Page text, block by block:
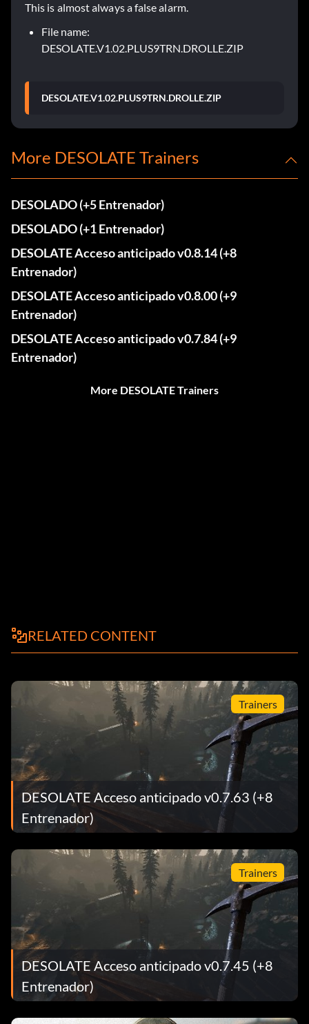
This is almost always a false alarm.
File name:
DESOLATE.V1.02.PLUS9TRN.DROLLE.ZIP
DESOLATE.V1.02.PLUS9TRN.DROLLE.ZIP
More DESOLATE Trainers
DESOLADO (+5 Entrenador)
DESOLADO (+1 Entrenador)
DESOLATE Acceso anticipado v0.8.14 (+8
Entrenador)
DESOLATE Acceso anticipado v0.8.00 (+9
Entrenador)
DESOLATE Acceso anticipado v0.7.84 (+9
Entrenador)
More DESOLATE Trainers
RELATED CONTENT
Trainers
DESOLATE Acceso anticipado v0.7.63 (+8
Entrenador)
Trainers
DESOLATE Acceso anticipado v0.7.45 (+8
Entrenador)